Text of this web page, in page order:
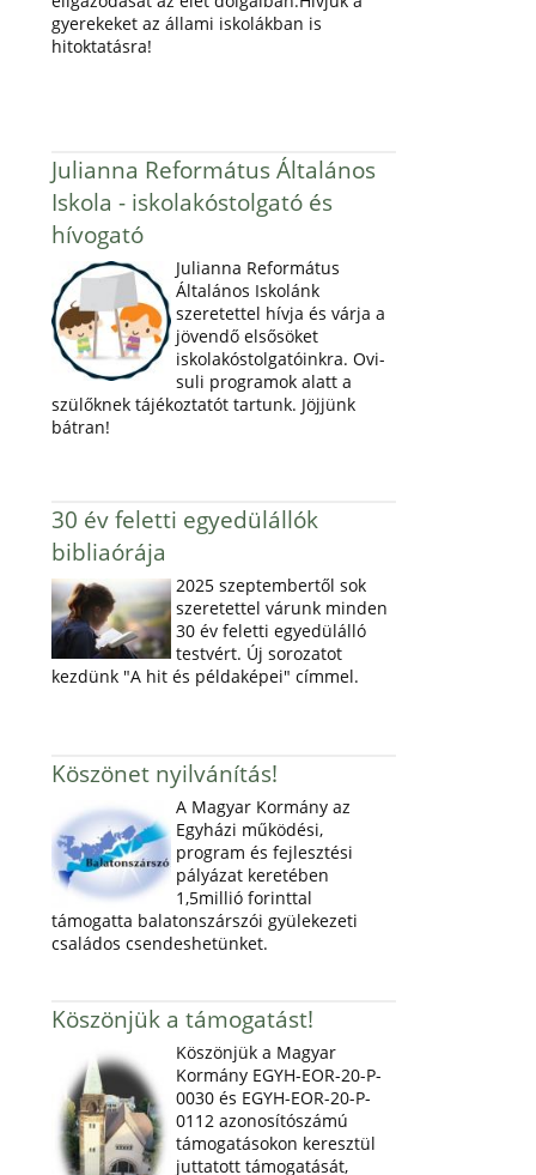
gyerekeket az állami iskolákban is
hitoktatásra!
Julianna Református Általános
Iskola - iskolakóstolgató és
hívogató
Julianna Református
Általános Iskolánk
szeretettel hívja és várja a
jövendő elsősöket
iskolakóstolgatóinkra. Ovi-
suli programok alatt a
szülőknek tájékoztatót tartunk. Jöjjünk
bátran!
30 év feletti egyedülállók
bibliaórája
2025 szeptembertől sok
szeretettel várunk minden
30 év feletti egyedülálló
testvért. Új sorozatot
kezdünk "A hit és példaképei" címmel.
Köszönet nyilvánítás!
A Magyar Kormány az
Egyházi működési,
program és fejlesztési
pályázat keretében
1,5millió forinttal
támogatta balatonszárszói gyülekezeti
családos csendeshetünket.
Köszönjük a támogatást!
Köszönjük a Magyar
Kormány EGYH-EOR-20-P-
0030 és EGYH-EOR-20-P-
0112 azonosítószámú
támogatásokon keresztül
juttatott támogatását,